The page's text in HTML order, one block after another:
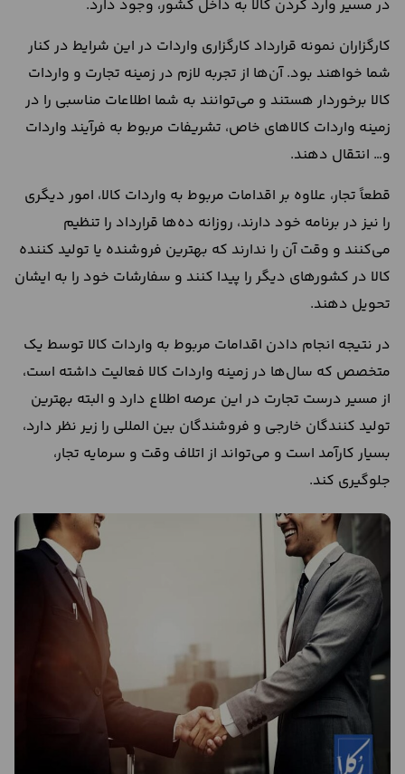
در مسیر وارد کردن کالا به داخل کشور، وجود دارد.
کارگزاران نمونه قرارداد کارگزاری واردات در این شرایط در کنار
شما خواهند بود. آن‌ها از تجربه لازم در زمینه تجارت و واردات
کالا برخوردار هستند و می‌توانند به شما اطلاعات مناسبی را در
زمینه واردات کالاهای خاص، تشریفات مربوط به فرآیند واردات
و… انتقال دهند.
قطعاً تجار، علاوه بر اقدامات مربوط به واردات کالا، امور دیگری
را نیز در برنامه خود دارند، روزانه ده‌ها قرارداد را تنظیم
می‌کنند و وقت آن را ندارند که بهترین فروشنده یا تولید کننده
کالا در کشورهای دیگر را پیدا کنند و سفارشات خود را به ایشان
تحویل دهند.
در نتیجه انجام دادن اقدامات مربوط به واردات کالا توسط یک
متخصص که سال‌ها در زمینه واردات کالا فعالیت داشته است،
از مسیر درست تجارت در این عرصه اطلاع دارد و البته بهترین
تولید کنندگان خارجی و فروشندگان بین المللی را زیر نظر دارد،
بسیار کارآمد است و می‌تواند از اتلاف وقت و سرمایه تجار،
جلوگیری کند.